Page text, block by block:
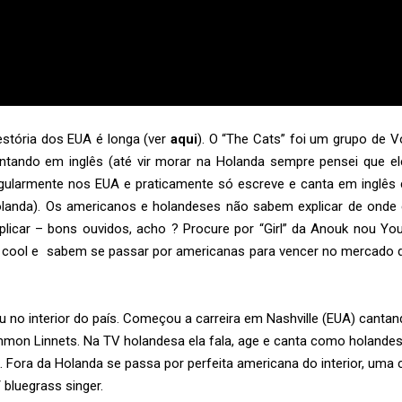
dos EUA é longa (ver aqui). O “The Cats” foi um grupo de
em inglês (até vir morar na Holanda sempre pensei que
nos EUA e praticamente só escreve e canta em inglês
Os americanos e holandeses não sabem explicar de onde
– bons ouvidos, acho ? Procure por “Girl” da Anouk nou
e sabem se passar por americanas para vencer no mercado
interior do país. Começou a carreira em Nashville (EUA)
Linnets. Na TV holandesa ela fala, age e canta como
da Holanda se passa por perfeita americana do interior, uma
singer.